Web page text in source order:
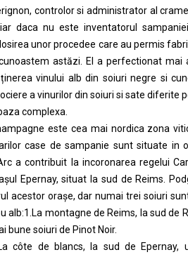
controlor si administrator al
daca nu este inventatorul
unor procedee care au permis
astăzi. El a perfectionat mai
vinului alb din soiuri negre si
a vinurilor din soiuri si sate diferite
complexa.
este cea mai nordica zona
case de sampanie sunt situate in
a contribuit la incoronarea regelui
Epernay, situat la sud de Reims.
acestor orașe, dar numai trei soiuri
alb:1.La montagne de Reims, la sud de
bune soiuri de Pinot Noir.
côte de blancs, la sud de Epernay,